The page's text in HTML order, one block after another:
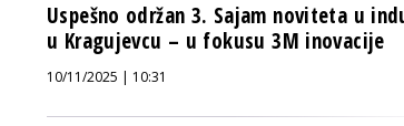
Uspešno održan 3. Sajam noviteta u
u Kragujevcu – u fokusu 3M inovacije
10/11/2025 | 10:31